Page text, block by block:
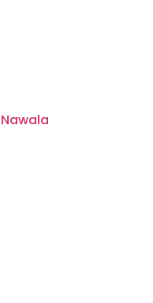
Nawala